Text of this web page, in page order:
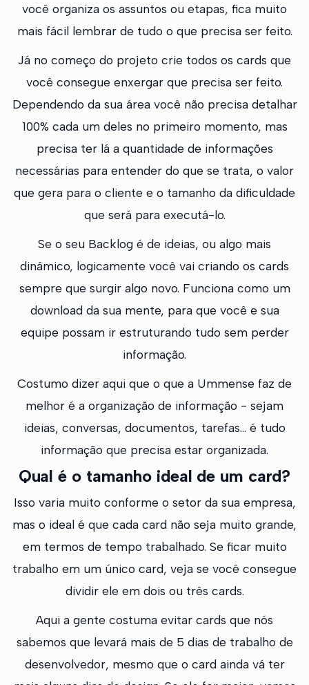
você organiza os assuntos ou etapas, fica muito
mais fácil lembrar de tudo o que precisa ser feito.
Já no começo do projeto crie todos os cards que
você consegue enxergar que precisa ser feito.
Dependendo da sua área você não precisa detalhar
100% cada um deles no primeiro momento, mas
precisa ter lá a quantidade de informações
necessárias para entender do que se trata, o valor
que gera para o cliente e o tamanho da dificuldade
que será para executá-lo.
Se o seu Backlog é de ideias, ou algo mais
dinâmico, logicamente você vai criando os cards
sempre que surgir algo novo. Funciona como um
download da sua mente, para que você e sua
equipe possam ir estruturando tudo sem perder
informação.
Costumo dizer aqui que o que a Ummense faz de
melhor é a organização de informação - sejam
ideias, conversas, documentos, tarefas... é tudo
informação que precisa estar organizada.
Qual é o tamanho ideal de um card?
Isso varia muito conforme o setor da sua empresa,
mas o ideal é que cada card não seja muito grande,
em termos de tempo trabalhado. Se ficar muito
trabalho em um único card, veja se você consegue
dividir ele em dois ou três cards.
Aqui a gente costuma evitar cards que nós
sabemos que levará mais de 5 dias de trabalho de
desenvolvedor, mesmo que o card ainda vá ter